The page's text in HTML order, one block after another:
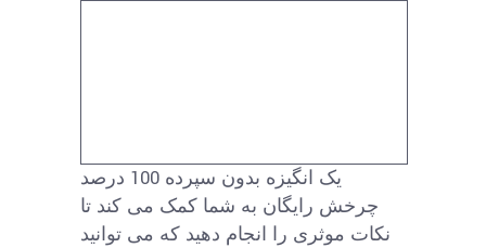
یک انگیزه بدون سپرده 100 درصد
چرخش رایگان به شما کمک می کند تا
نکات موثری را انجام دهید که می توانید